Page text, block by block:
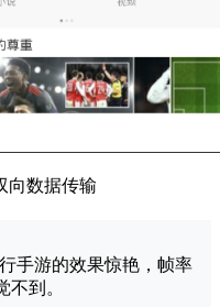
数据传输
手游的效果惊艳，帧率
不到。